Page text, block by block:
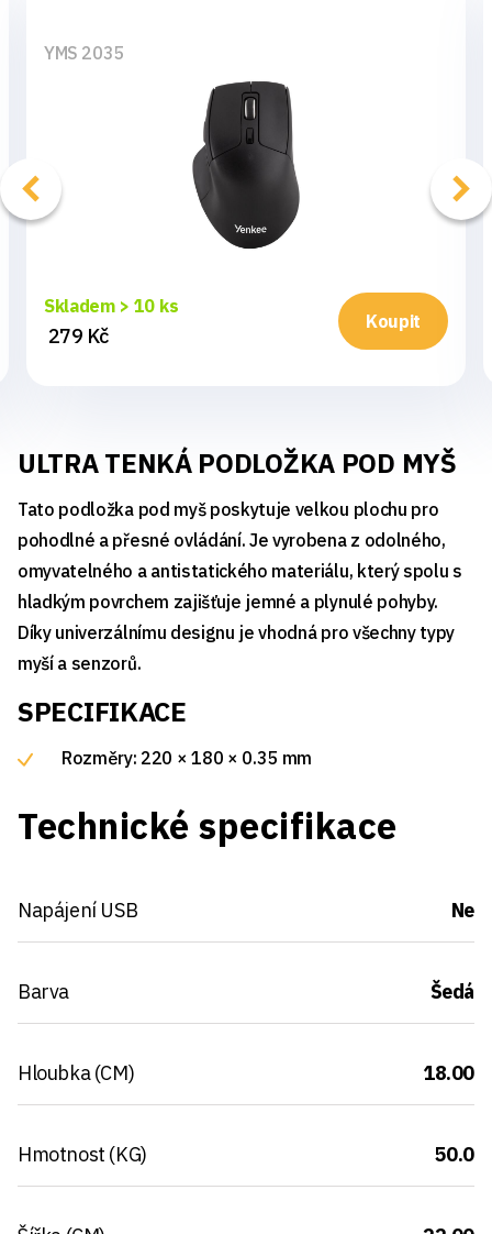
YMS 2035
Skladem > 10 ks
279 Kč
Koupit
ULTRA TENKÁ PODLOŽKA POD MYŠ
Tato podložka pod myš poskytuje velkou plochu pro
pohodlné a přesné ovládání. Je vyrobena z odolného,
omyvatelného a antistatického materiálu, který spolu s
hladkým povrchem zajišťuje jemné a plynulé pohyby.
Díky univerzálnímu designu je vhodná pro všechny typy
myší a senzorů.
SPECIFIKACE
Rozměry: 220 × 180 × 0.35 mm
Technické specifikace
Napájení USB Ne
Barva Šedá
Hloubka (CM) 18.00
Hmotnost (KG) 50.0